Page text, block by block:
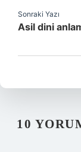
Sonraki Yazı
Asil dini
10